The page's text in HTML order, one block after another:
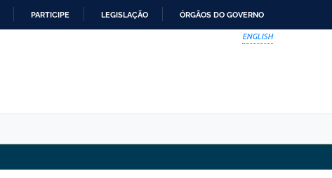
PARTICIPE LEGISLAÇÃO ÓRGÃOS DO GOVERNO
ENGLISH